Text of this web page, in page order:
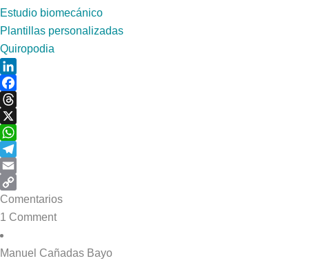
Estudio biomecánico
Plantillas personalizadas
Quiropodia
LinkedIn
Facebook
Threads
X
WhatsApp
Telegram
Email
Copy
Link
Comentarios
1 Comment
Manuel Cañadas Bayo